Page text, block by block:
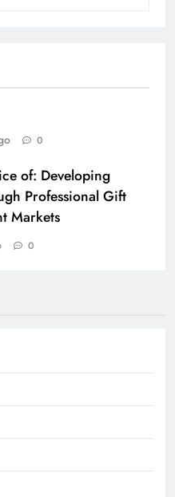
0
of: Developing
Professional Gift
Markets
0